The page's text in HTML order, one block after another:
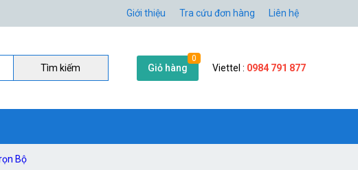
Giới thiệu Tra cứu đơn hàng Liên hệ
Tìm kiếm Giỏ hàng
0
Viettel : 0984 791 877
Bộ